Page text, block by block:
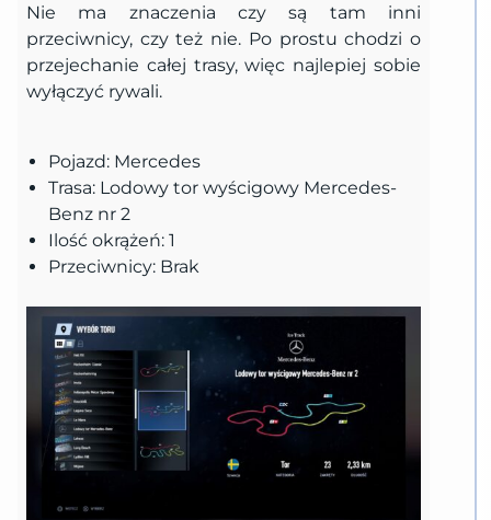
Nie ma znaczenia czy są tam inni
przeciwnicy, czy też nie. Po prostu chodzi o
przejechanie całej trasy, więc najlepiej sobie
wyłączyć rywali.
Pojazd: Mercedes
Trasa: Lodowy tor wyścigowy Mercedes-
Benz nr 2
Ilość okrążeń: 1
Przeciwnicy: Brak